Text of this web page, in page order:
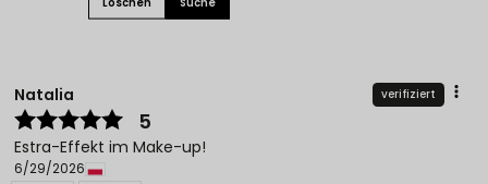
Natalia verifiziert
5
Estra-Effekt im Make-up!
6/29/2026